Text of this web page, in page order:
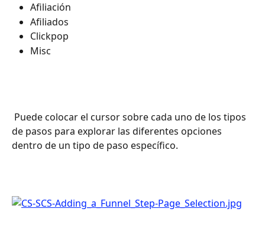
Afiliación
Afiliados
Clickpop
Misc
de pasos para explorar las diferentes opciones
dentro de un tipo de paso específico.